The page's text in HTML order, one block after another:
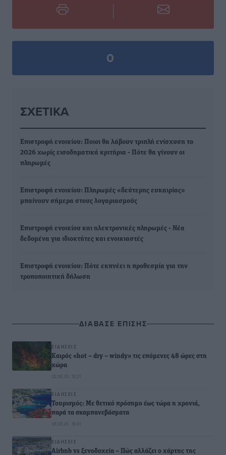
0
ΣΧΕΤΙΚΆ
Επιστροφή ενοικίου: Ποιοι θα λάβουν τριπλή ενίσχυση το
2026 χωρίς εισοδηματικά κριτήρια - Πότε θα γίνουν οι
πληρωμές
Επιστροφή ενοικίου: Πληρωμές «δεύτερης ευκαιρίας»
μπαίνουν σήμερα στους λογαριασμούς
Επιστροφή ενοικίου και ηλεκτρονικές πληρωμές - Νέα
δεδομένα για ιδιοκτήτες και ενοικιαστές
Επιστροφή ενοικίου: Πότε εκπνέει η προθεσμία για την
τροποποιητική δήλωση
ΔΙΑΒΑΣΕ ΕΠΙΣΗΣ
ΕΙΔΉΣΕΙΣ
Καιρός «hot – dry – windy» τις επόμενες 48 ώρες στη
χώρα
08.08.26 · 19:21
ΕΙΔΉΣΕΙΣ
Τουρισμός: Με θετικό πρόσημο έως τώρα η χρονιά,
παρά τα σκαμπανεβάσματα
08.08.26 · 18:41
ΕΙΔΉΣΕΙΣ
Airbnb vs ξενοδοχεία – Πώς αλλάζει ο χάρτης της